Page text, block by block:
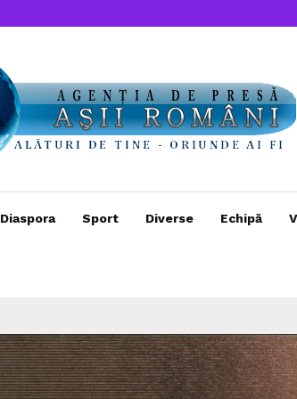
Diaspora Sport Diverse Echipă